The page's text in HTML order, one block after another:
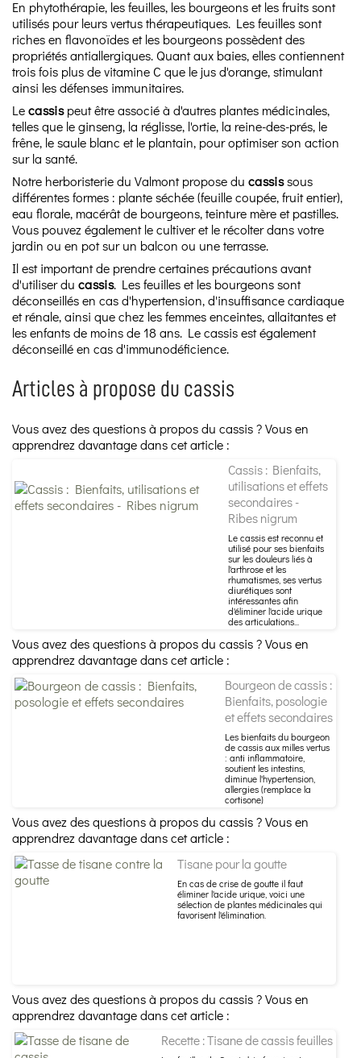
En phytothérapie, les feuilles, les bourgeons et les fruits sont
utilisés pour leurs vertus thérapeutiques. Les feuilles sont
riches en flavonoïdes et les bourgeons possèdent des
propriétés antiallergiques. Quant aux baies, elles contiennent
trois fois plus de vitamine C que le jus d'orange, stimulant
ainsi les défenses immunitaires.
Lecassispeut être associé à d'autres plantes médicinales,
telles que le ginseng, la réglisse, l'ortie, la reine-des-prés, le
frêne, le saule blanc et le plantain, pour optimiser son action
sur la santé.
Notre herboristerie du Valmont propose du cassissous
différentes formes : plante séchée (feuille coupée, fruit entier),
eau florale, macérât de bourgeons, teinture mère et pastilles.
Vous pouvez également le cultiver et le récolter dans votre
jardin ou en pot sur un balcon ou une terrasse.
Il est important de prendre certaines précautions avant
d'utiliser du cassis. Les feuilles et les bourgeons sont
déconseillés en cas d'hypertension, d'insuffisance cardiaque
et rénale, ainsi que chez les femmes enceintes, allaitantes et
les enfants de moins de 18 ans. Le cassis est également
déconseillé en cas d'immunodéficience.
Articles à propose du cassis
Vous avez des questions à propos du cassis ? Vous en
apprendrez davantage dans cet article :
Cassis : Bienfaits,
utilisations et effets
secondaires -
Ribes nigrum
Le cassis est reconnu et
utilisé pour ses bienfaits
sur les douleurs liés à
l'arthrose et les
rhumatismes, ses vertus
diurétiques sont
intéressantes afin
d'éliminer l'acide urique
des articulations...
Vous avez des questions à propos du cassis ? Vous en
apprendrez davantage dans cet article :
Bourgeon de cassis :
Bienfaits, posologie
et effets secondaires
Les bienfaits du bourgeon
de cassis aux milles vertus
: anti inflammatoire,
soutient les intestins,
diminue l'hypertension,
allergies (remplace la
cortisone)
Vous avez des questions à propos du cassis ? Vous en
apprendrez davantage dans cet article :
Tisane pour la goutte
En cas de crise de goutte il faut
éliminer l'acide urique, voici une
sélection de plantes médicinales qui
favorisent l'élimination.
Vous avez des questions à propos du cassis ? Vous en
apprendrez davantage dans cet article :
Recette : Tisane de cassis feuilles